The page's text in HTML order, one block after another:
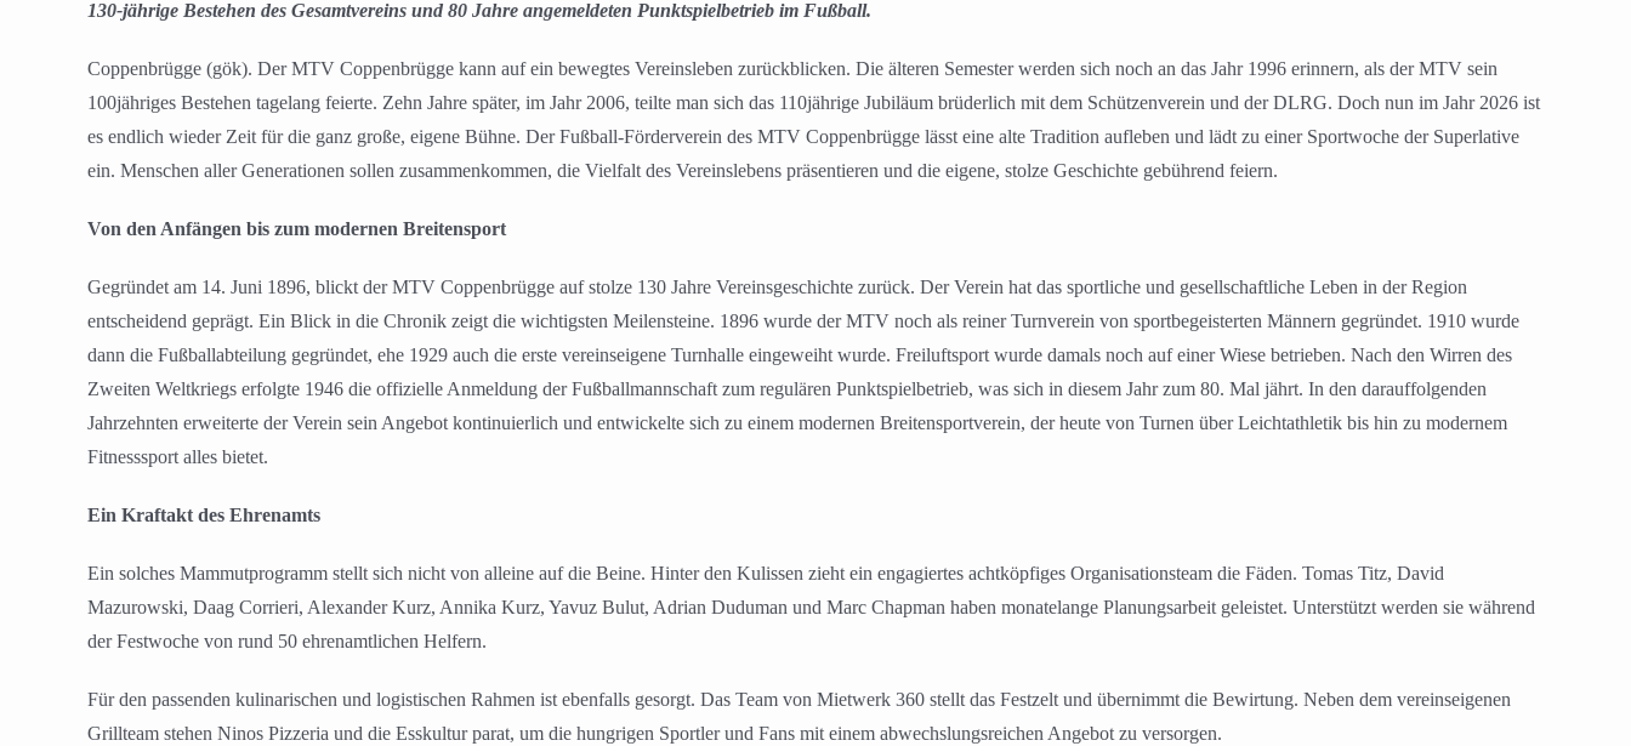
130-jährige Bestehen des Gesamtvereins und 80 Jahre angemeldeten Punktspielbetrieb im Fußball.
Coppenbrügge (gök). Der MTV Coppenbrügge kann auf ein bewegtes Vereinsleben zurückblicken. Die älteren Semester werden sich noch an das Jahr 1996 erinnern, als der MTV sein
100jähriges Bestehen tagelang feierte. Zehn Jahre später, im Jahr 2006, teilte man sich das 110jährige Jubiläum brüderlich mit dem Schützenverein und der DLRG. Doch nun im Jahr 2026 ist
es endlich wieder Zeit für die ganz große, eigene Bühne. Der Fußball-Förderverein des MTV Coppenbrügge lässt eine alte Tradition aufleben und lädt zu einer Sportwoche der Superlative
ein. Menschen aller Generationen sollen zusammenkommen, die Vielfalt des Vereinslebens präsentieren und die eigene, stolze Geschichte gebührend feiern.
Von den Anfängen bis zum modernen Breitensport
Gegründet am 14. Juni 1896, blickt der MTV Coppenbrügge auf stolze 130 Jahre Vereinsgeschichte zurück. Der Verein hat das sportliche und gesellschaftliche Leben in der Region
entscheidend geprägt. Ein Blick in die Chronik zeigt die wichtigsten Meilensteine. 1896 wurde der MTV noch als reiner Turnverein von sportbegeisterten Männern gegründet. 1910 wurde
dann die Fußballabteilung gegründet, ehe 1929 auch die erste vereinseigene Turnhalle eingeweiht wurde. Freiluftsport wurde damals noch auf einer Wiese betrieben. Nach den Wirren des
Zweiten Weltkriegs erfolgte 1946 die offizielle Anmeldung der Fußballmannschaft zum regulären Punktspielbetrieb, was sich in diesem Jahr zum 80. Mal jährt. In den darauffolgenden
Jahrzehnten erweiterte der Verein sein Angebot kontinuierlich und entwickelte sich zu einem modernen Breitensportverein, der heute von Turnen über Leichtathletik bis hin zu modernem
Fitnesssport alles bietet.
Ein Kraftakt des Ehrenamts
Ein solches Mammutprogramm stellt sich nicht von alleine auf die Beine. Hinter den Kulissen zieht ein engagiertes achtköpfiges Organisationsteam die Fäden. Tomas Titz, David
Mazurowski, Daag Corrieri, Alexander Kurz, Annika Kurz, Yavuz Bulut, Adrian Duduman und Marc Chapman haben monatelange Planungsarbeit geleistet. Unterstützt werden sie während
der Festwoche von rund 50 ehrenamtlichen Helfern.
Für den passenden kulinarischen und logistischen Rahmen ist ebenfalls gesorgt. Das Team von Mietwerk 360 stellt das Festzelt und übernimmt die Bewirtung. Neben dem vereinseigenen
Grillteam stehen Ninos Pizzeria und die Esskultur parat, um die hungrigen Sportler und Fans mit einem abwechslungsreichen Angebot zu versorgen.